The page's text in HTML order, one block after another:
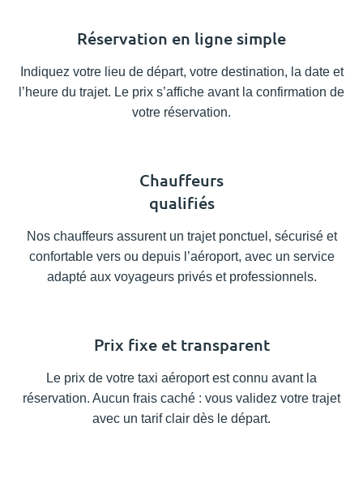
Réservation en ligne simple
Indiquez votre lieu de départ, votre destination, la date et
l’heure du trajet. Le prix s’affiche avant la confirmation de
votre réservation.
Chauffeurs
qualifiés
Nos chauffeurs assurent un trajet ponctuel, sécurisé et
confortable vers ou depuis l’aéroport, avec un service
adapté aux voyageurs privés et professionnels.
Prix fixe et transparent
Le prix de votre taxi aéroport est connu avant la
réservation. Aucun frais caché : vous validez votre trajet
avec un tarif clair dès le départ.